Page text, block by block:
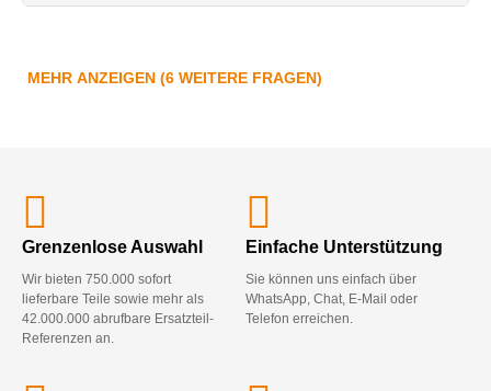
MEHR ANZEIGEN (6 WEITERE FRAGEN)
Grenzenlose Auswahl
Wir bieten 750.000 sofort
lieferbare Teile sowie mehr als
42.000.000 abrufbare Ersatzteil-
Referenzen an.
Einfache Unterstützung
Sie können uns einfach über
WhatsApp, Chat, E-Mail oder
Telefon erreichen.